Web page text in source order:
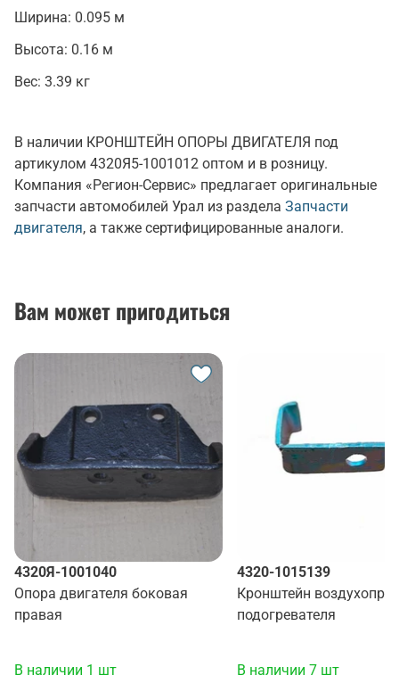
Ширина: 0.095 м
Высота: 0.16 м
Вес: 3.39 кг
В наличии КРОНШТЕЙН ОПОРЫ ДВИГАТЕЛЯ под
артикулом 4320Я5-1001012 оптом и в розницу.
Компания «Регион-Сервис» предлагает оригинальные
запчасти автомобилей Урал из раздела Запчасти
двигателя, а также сертифицированные аналоги.
Вам может пригодиться
4320Я-1001040
Опора двигателя боковая
правая
В наличии 1 шт
4320-1015139
Кронштейн
подогревателя
В наличии 7 шт